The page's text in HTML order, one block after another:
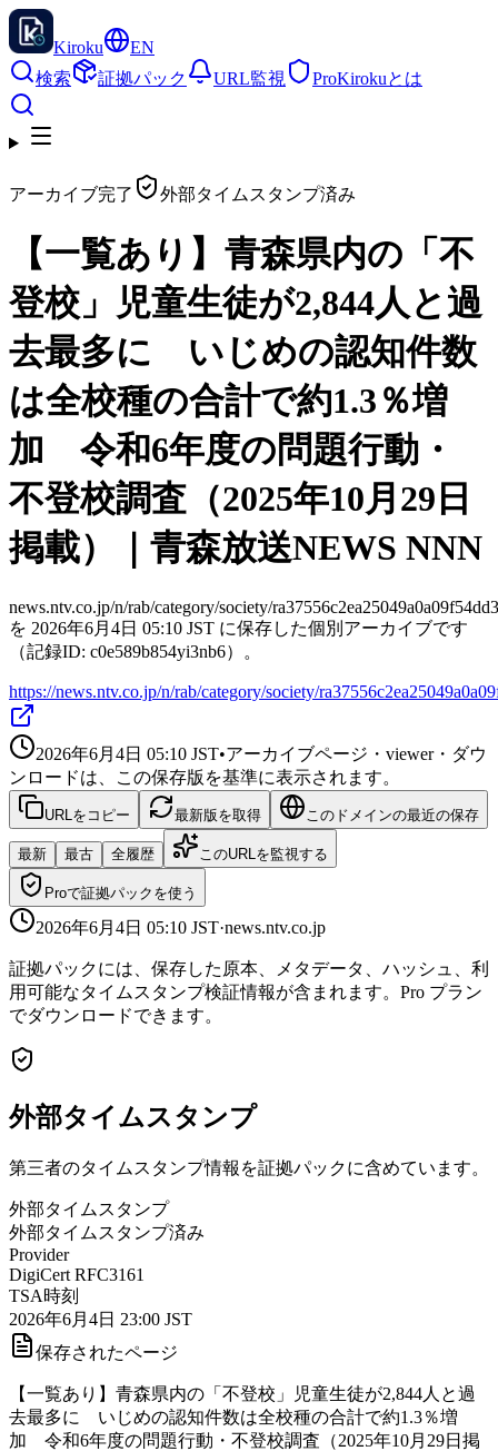
Kiroku
EN
検索
証拠パック URL監視 ProKirokuとは
アーカイブ完了 外部タイムスタンプ済み
【一覧あり】青森県内の「不
登校」児童生徒が2,844人と過
去最多に いじめの認知件数
は全校種の合計で約1.3％増
加 令和6年度の問題行動・
不登校調査（2025年10月29日
掲載）｜青森放送NEWS NNN
news.ntv.co.jp/n/rab/category/society/
を 2026年6月4日 05:10 JST に保存した個別アーカイブです
（記録ID: c0e589b854yi3nb6）。
https://news.ntv.co.jp/n/rab/category/society/
2026年6月4日 05:10 JST•アーカイブページ・viewer・ダウ
ンロードは、この保存版を基準に表示されます。
URLをコピー 最新版を取得 このドメインの最近の保存
最新 最古 全履歴 このURLを監視する
Proで証拠パックを使う
2026年6月4日 05:10 JST·news.ntv.co.jp
証拠パックには、保存した原本、メタデータ、ハッシュ、利
用可能なタイムスタンプ検証情報が含まれます。Pro プラン
でダウンロードできます。
外部タイムスタンプ
第三者のタイムスタンプ情報を証拠パックに含めています。
外部タイムスタンプ
外部タイムスタンプ済み
Provider
DigiCert RFC3161
TSA時刻
2026年6月4日 23:00 JST
保存されたページ
【一覧あり】青森県内の「不登校」児童生徒が2,844人と過
去最多に いじめの認知件数は全校種の合計で約1.3％増
加 令和6年度の問題行動・不登校調査（2025年10月29日掲